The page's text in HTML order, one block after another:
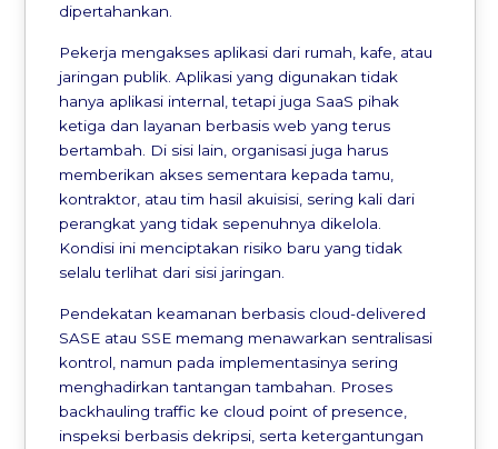
dipertahankan.
Pekerja mengakses aplikasi dari rumah, kafe, atau
jaringan publik. Aplikasi yang digunakan tidak
hanya aplikasi internal, tetapi juga SaaS pihak
ketiga dan layanan berbasis web yang terus
bertambah. Di sisi lain, organisasi juga harus
memberikan akses sementara kepada tamu,
kontraktor, atau tim hasil akuisisi, sering kali dari
perangkat yang tidak sepenuhnya dikelola.
Kondisi ini menciptakan risiko baru yang tidak
selalu terlihat dari sisi jaringan.
Pendekatan keamanan berbasis cloud-delivered
SASE atau SSE memang menawarkan sentralisasi
kontrol, namun pada implementasinya sering
menghadirkan tantangan tambahan. Proses
backhauling traffic ke cloud point of presence,
inspeksi berbasis dekripsi, serta ketergantungan